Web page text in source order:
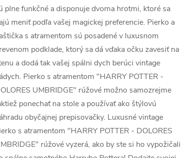
plne funkčné a disponuje dvoma hrotmi, ktoré sa
meniť podľa vašej magickej preferencie. Pierko a
s atramentom sú posadené v luxusnom
podklade, ktorý sa dá vďaka očku zavesiť na
a dodá tak vašej spálni dych berúci vintage
Pierko s atramentom "HARRY POTTER -
UMBRIDGE" rúžové možno samozrejme
ponechať na stole a používať ako štýlovú
obyčajnej prepisovačky. Luxusné vintage
s atramentom "HARRY POTTER - DOLORES
rúžové vyzerá, ako by ste si ho vypožičali